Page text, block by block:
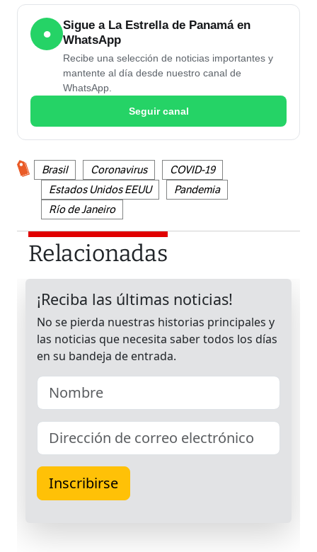
●
Sigue a La Estrella de Panamá en
WhatsApp
Recibe una selección de noticias importantes y
mantente al día desde nuestro canal de
WhatsApp.
Seguir canal
Brasil Coronavirus
COVID-19
Estados Unidos EEUU
Pandemia
Río de Janeiro
Relacionadas